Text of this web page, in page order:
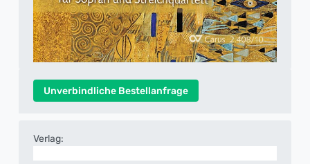
Unverbindliche Bestellanfrage
Verlag: